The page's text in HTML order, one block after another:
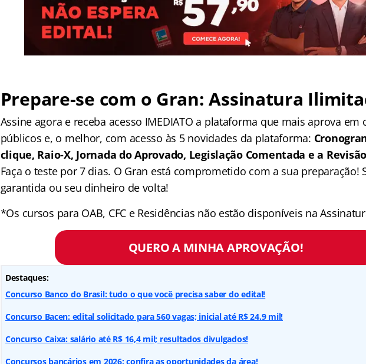
Prepare-se com o Gran: Assinatura
Assine agora e receba acesso IMEDIATO a plataforma que mais aprova em
públicos e, o melhor, com acesso às 5 novidades da plataforma:
clique, Raio-X, Jornada do Aprovado, Legislação Comentada e a
Faça o teste por 7 dias. O Gran está comprometido com a sua preparação!
garantida ou seu dinheiro de volta!
*Os cursos para OAB, CFC e Residências não estão disponíveis na
QUERO A MINHA APROVAÇÃO!
Destaques:
Concurso Banco do Brasil: tudo o que você precisa saber do edital!
Concurso Bacen: edital solicitado para 560 vagas; inicial até R$ 24.9 mil!
Concurso Caixa: salário até R$ 16,4 mil; resultados divulgados!
Concursos bancários em 2026: confira as oportunidades da área!